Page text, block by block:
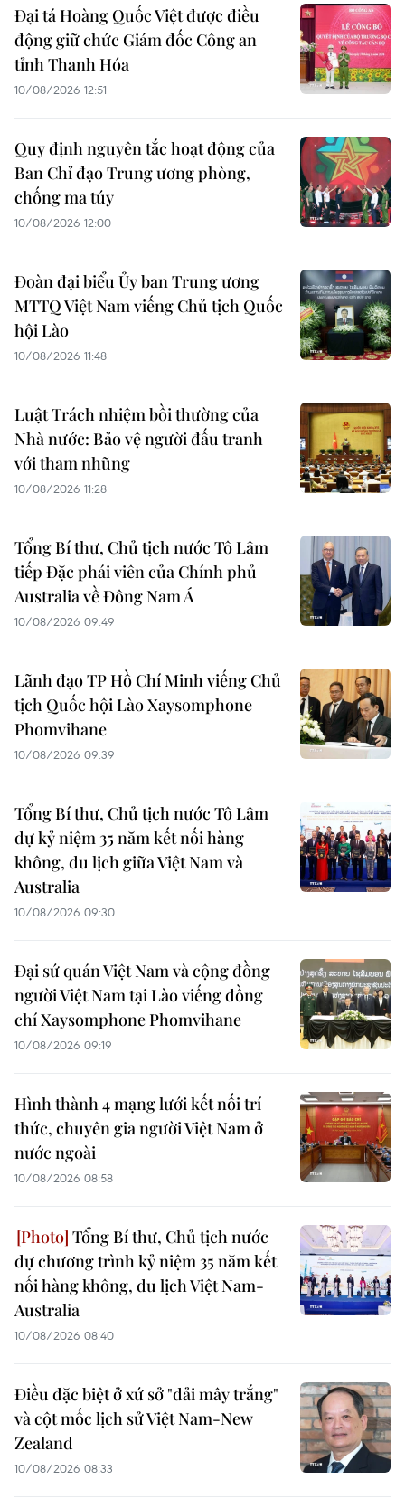
Đại tá Hoàng Quốc Việt được điều
động giữ chức Giám đốc Công an
tỉnh Thanh Hóa
10/08/2026 12:51
Quy định nguyên tắc hoạt động của
Ban Chỉ đạo Trung ương phòng,
chống ma túy
10/08/2026 12:00
Đoàn đại biểu Ủy ban Trung ương
MTTQ Việt Nam viếng Chủ tịch Quốc
hội Lào
10/08/2026 11:48
Luật Trách nhiệm bồi thường của
Nhà nước: Bảo vệ người đấu tranh
với tham nhũng
10/08/2026 11:28
Tổng Bí thư, Chủ tịch nước Tô Lâm
tiếp Đặc phái viên của Chính phủ
Australia về Đông Nam Á
10/08/2026 09:49
Lãnh đạo TP Hồ Chí Minh viếng Chủ
tịch Quốc hội Lào Xaysomphone
Phomvihane
10/08/2026 09:39
Tổng Bí thư, Chủ tịch nước Tô Lâm
dự kỷ niệm 35 năm kết nối hàng
không, du lịch giữa Việt Nam và
Australia
10/08/2026 09:30
Đại sứ quán Việt Nam và cộng đồng
người Việt Nam tại Lào viếng đồng
chí Xaysomphone Phomvihane
10/08/2026 09:19
Hình thành 4 mạng lưới kết nối trí
thức, chuyên gia người Việt Nam ở
nước ngoài
10/08/2026 08:58
Tổng Bí thư, Chủ tịch nước
dự chương trình kỷ niệm 35 năm kết
nối hàng không, du lịch Việt Nam-
Australia
10/08/2026 08:40
Điều đặc biệt ở xứ sở "dải mây trắng"
và cột mốc lịch sử Việt Nam-New
Zealand
10/08/2026 08:33